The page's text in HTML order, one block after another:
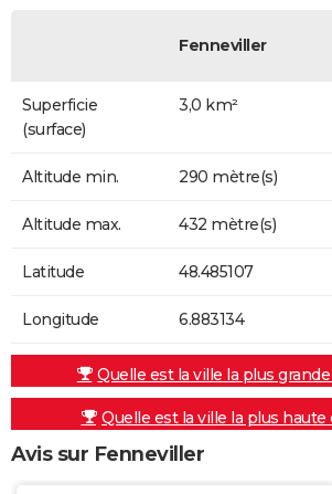
Fenneviller
Superficie
(surface)
3,0 km²
Altitude min. 290 mètre(s)
Altitude max. 432 mètre(s)
Latitude 48.485107
Longitude 6.883134
Quelle est la ville la plus
Quelle est la ville la plus haute
Avis sur Fenneviller